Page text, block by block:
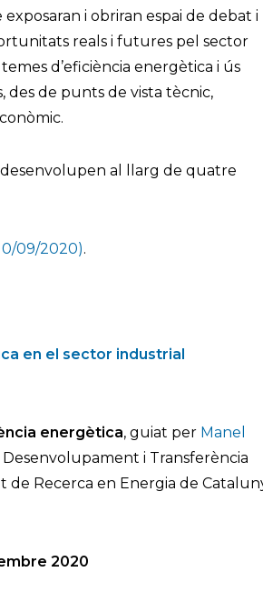
i obriran espai de debat i
reals i futures pel sector
d’eficiència energètica i ús
des de punts de vista tècnic,
al llarg de quatre
09/2020).
en el sector industrial
energètica, guiat per Manel
i Transferència
de Recerca en Energia de
2020